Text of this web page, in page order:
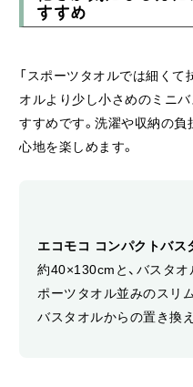
すすめ
「スポーツタオルでは細くて
オルより少し小さめのミニ
すすめです。洗濯や収納の負
心地を楽しめます。
エコモコ コンパクトバス
約40×130cmと、バスタオ
ポーツタオル並みのスリ
バスタオルからの置き換